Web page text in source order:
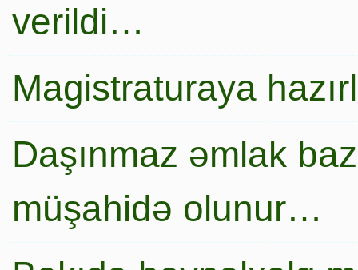
verildi…
Magistraturaya
Daşınmaz əmlak
müşahidə olunur…